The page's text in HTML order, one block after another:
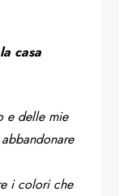
casa
e delle mie
i colori che